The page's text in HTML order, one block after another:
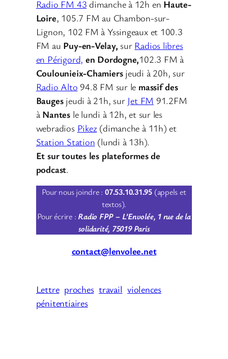
Radio FM 43 dimanche à 12h en Haute-
Loire, 105.7 FM au Chambon-sur-
Lignon, 102 FM à Yssingeaux et 100.3
FM au Puy-en-Velay, sur Radios libres
en Périgord, en Dordogne,102.3 FM à
Coulounieix-Chamiers jeudi à 20h, sur
Radio Alto 94.8 FM sur le massif des
Bauges jeudi à 21h, sur Jet FM 91.2FM
à Nantesle lundi à 12h, et sur les
webradios Pikez (dimanche à 11h) et
Station Station (lundi à 13h).
Et sur toutes les plateformes de
podcast.
Pour nous joindre : 07.53.10.31.95 (appels et
textos).
Pour écrire : Radio FPP – L’Envolée, 1 rue de la
solidarité, 75019 Paris
contact@lenvolee.net
Lettre proches travail violences
pénitentiaires